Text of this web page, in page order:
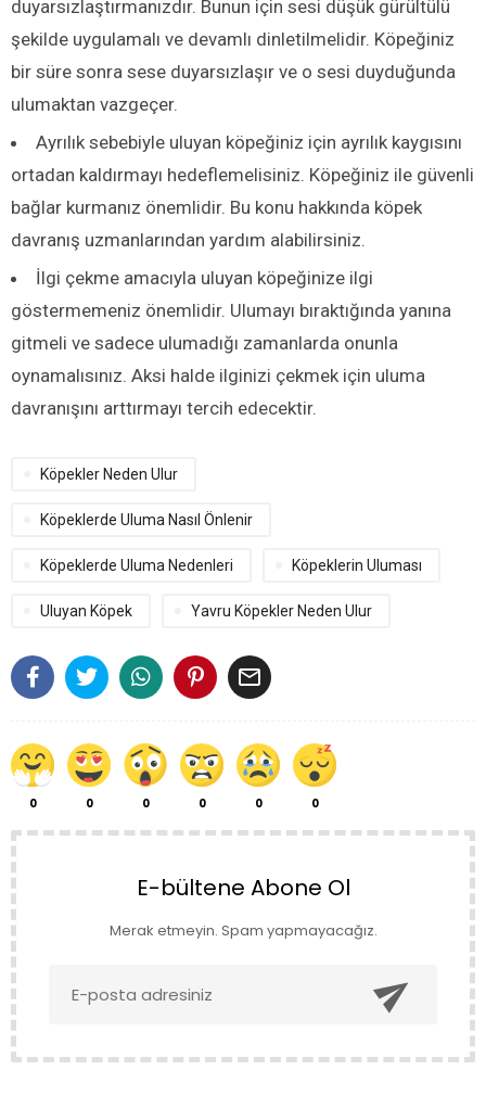

0 0 0 0 0 0
duyarsızlaştırmanızdır. Bunun için sesi düşük gürültülü
şekilde uygulamalı ve devamlı dinletilmelidir. Köpeğiniz
bir süre sonra sese duyarsızlaşır ve o sesi duyduğunda
ulumaktan vazgeçer.
Ayrılık sebebiyle uluyan köpeğiniz için ayrılık kaygısını
ortadan kaldırmayı hedeflemelisiniz. Köpeğiniz ile güvenli
bağlar kurmanız önemlidir. Bu konu hakkında köpek
davranış uzmanlarından yardım alabilirsiniz.
İlgi çekme amacıyla uluyan köpeğinize ilgi
göstermemeniz önemlidir. Ulumayı bıraktığında yanına
gitmeli ve sadece ulumadığı zamanlarda onunla
oynamalısınız. Aksi halde ilginizi çekmek için uluma
davranışını arttırmayı tercih edecektir.
Köpekler Neden Ulur
Köpeklerde Uluma Nasıl Önlenir
Köpeklerde Uluma Nedenleri Köpeklerin Uluması
Uluyan Köpek Yavru Köpekler Neden Ulur
E-bültene Abone Ol
Merak etmeyin. Spam yapmayacağız.
